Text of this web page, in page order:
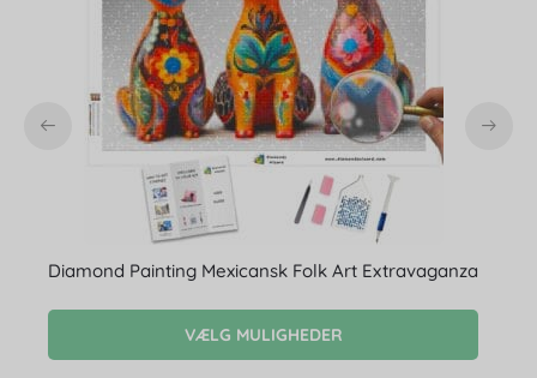
Diamond Painting Mexicansk Folk Art Extravaganza
VÆLG MULIGHEDER